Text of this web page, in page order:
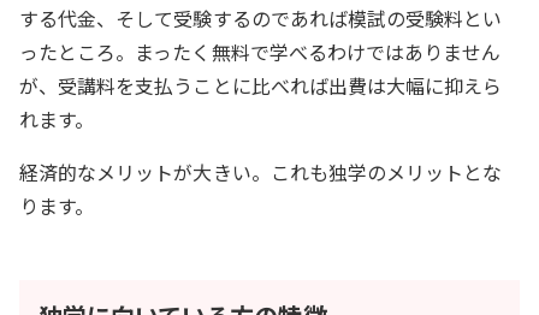
する代金、そして受験するのであれば模試の受験料とい
ったところ。まったく無料で学べるわけではありません
が、受講料を支払うことに比べれば出費は大幅に抑えら
れます。
経済的なメリットが大きい。これも独学のメリットとな
ります。